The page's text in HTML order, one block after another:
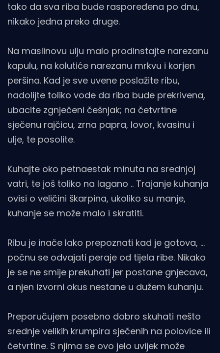
tako da sva riba bude raspoređena po dnu,
nikako jedna preko druge.
Na maslinovu ulju malo prodinstajte narezanu
kapulu, na kolutiće narezanu mrkvu i korjen
peršina. Kad je sve uvene poslažite ribu,
nadolijte toliko vode da riba bude prekrivena,
ubacite zgnječeni češnjak; na četvrtine
sječenu rajčicu, zrna papra, lovor, kvasinu i
ulje, te posolite.
Kuhajte oko petnaestak minuta na srednjoj
vatri, te još toliko na lagano .. Trajanje kuhanja
ovisi o veličini škarpina, ukoliko su manje,
kuhanje se može malo i skratiti.
Ribu je inače lako prepoznati kad je gotova, …
počnu se odvajati peraje od tijela ribe. Nikako
je se ne smije prekuhati jer postane gnjecava,
a njen izvorni okus nestane u dužem kuhanju.
Preporučujem posebno dobro skuhati nešto
srednje velikih krumpira sječenih na polovice ili
četvrtine. S njima se ovo jelo uvijek može